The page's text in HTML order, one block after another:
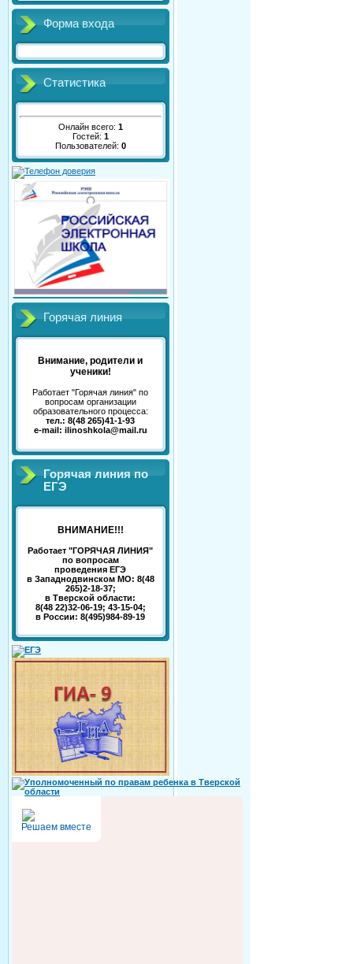
Форма входа
Статистика
Онлайн всего: 1
Гостей: 1
Пользователей: 0
Горячая линия
Внимание, родители и
ученики!
Работает "Горячая линия" по
вопросам организации
образовательного процесса:
тел.: 8(48 265)41-1-93
e-mail: ilinoshkola@mail.ru
Горячая линия по
ЕГЭ
ВНИМАНИЕ!!!
Работает "ГОРЯЧАЯ ЛИНИЯ"
по вопросам
проведения ЕГЭ
в Западнодвинском МО: 8(48
265)2-18-37;
в Тверской области:
8(48 22)32-06-19; 43-15-04;
в России: 8(495)984-89-19
Решаем вместе